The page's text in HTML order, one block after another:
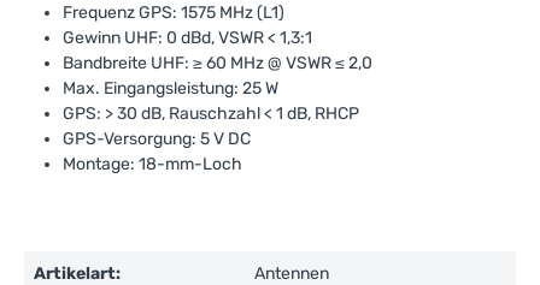
Frequenz GPS: 1575 MHz (L1)
Gewinn UHF: 0 dBd, VSWR < 1,3:1
Bandbreite UHF: ≥ 60 MHz @ VSWR ≤ 2,0
Max. Eingangsleistung: 25 W
GPS: > 30 dB, Rauschzahl < 1 dB, RHCP
GPS-Versorgung: 5 V DC
Montage: 18-mm-Loch
Artikelart: Antennen